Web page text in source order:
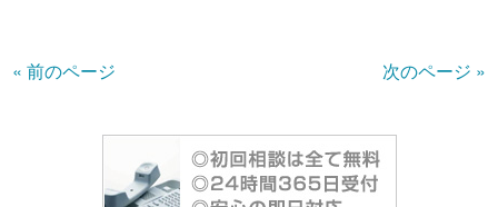
« 前のページ 次のページ »